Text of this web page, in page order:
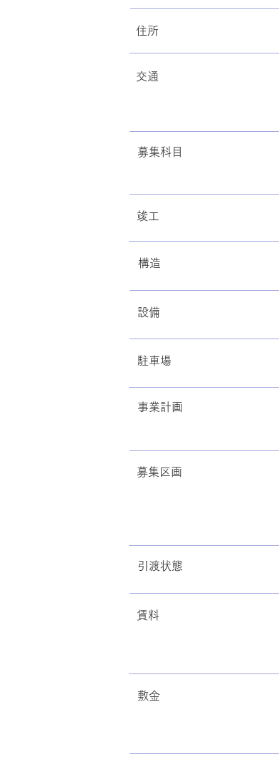
住所
交通
募集科目
​竣工
​構造
​設備
駐車場
事業計画
引渡状態
募集区画
賃料
敷金